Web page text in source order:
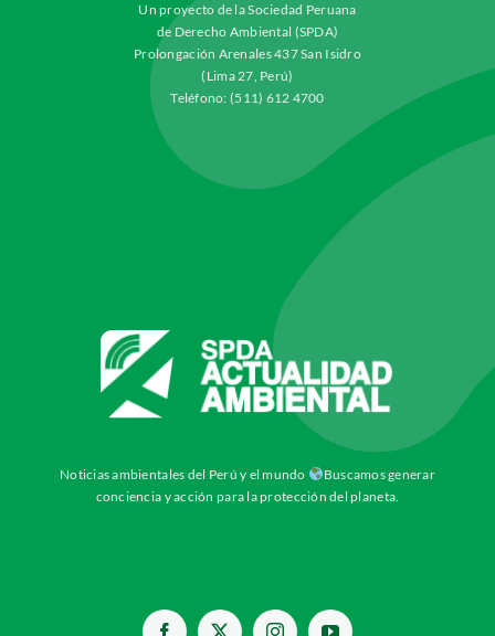
Un proyecto de la Sociedad Peruana
de Derecho Ambiental (SPDA)
Prolongación Arenales 437 San Isidro
(Lima 27, Perú)
Teléfono: (511) 612 4700
Noticias ambientales del Perú y el mundo
Buscamos generar
conciencia y acción para la protección del planeta.